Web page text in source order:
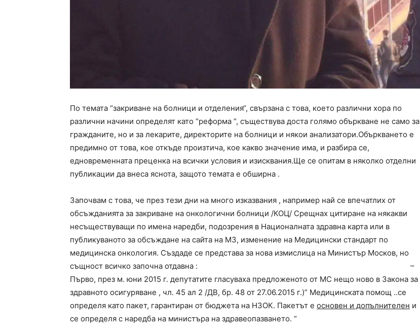
По темата “закриване на болници и отделения“, свързана с това, което различни хора по
различни начини определят като “реформа “, съществува доста голямо объркване не само за
гражданите, но и за лекарите, директорите на болници и някои анализатори.Объркването е
предимно от това, кое откъде произтича, кое какво значение има, и разбира се,
едновременната преценка на всички условия и изисквания.Ще се опитам в няколко отделни
публикации да внеса яснота, защото темата е обширна .
Започвам с това, че през тези дни на много изказвания , например най се впечатлих от
обсъжданията за закриване на онкологични болници /КОЦ/ Срещнах цитиране на някакви
несъществуващи по имена наредби, подозрения в Националната здравна карта или в
публикуваното за обсъждане на сайта на МЗ, изменение на Медицински стандарт по
медицинска онкология. Създаде се представа за нова измислица на Министър Москов, но
същност всичко започна отдавна : –
Първо, през м. юни 2015 г. депутатите гласуваха предложеното от МС нещо ново в Закона за
здравното осигуряване , чл. 45 ал 2 /ДВ, бр. 48 от 27.06.2015 г.)” Медицинската помощ ..се
определя като пакет, гарантиран от бюджета на НЗОК. Пакетът е основен и допълнителен и
се определя с наредба на министъра на здравеопазването. “